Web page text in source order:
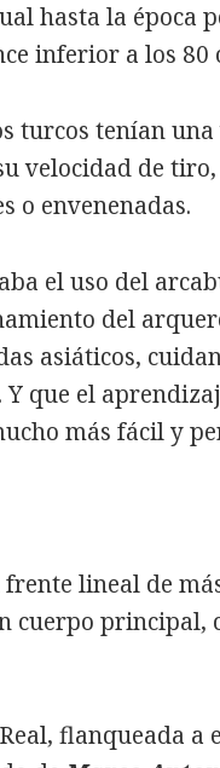
hasta la época
inferior a los 80
turcos tenían
velocidad de
o envenenadas.
el uso del
del
asiáticos,
que el
más fácil y
lineal de
cuerpo principal,
flanqueada a